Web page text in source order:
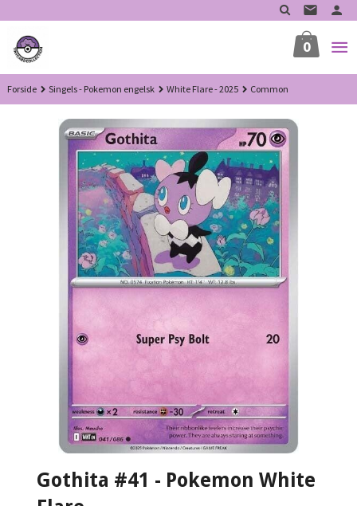
til
innholdet
0
Forside Singels - Pokemon engelsk White Flare - 2025 Common
Gothita #41 - Pokemon White